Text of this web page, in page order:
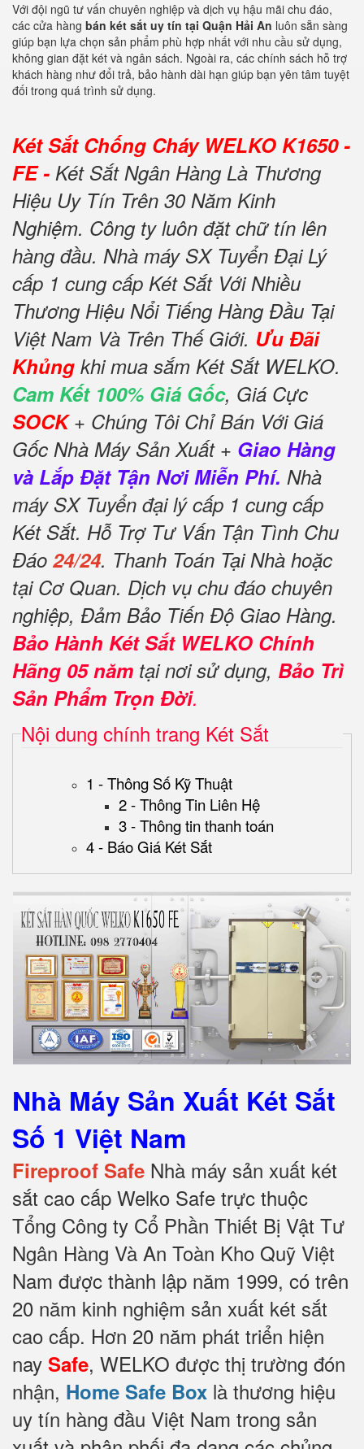
Với đội ngũ tư vấn chuyên nghiệp và dịch vụ hậu mãi chu đáo,
các cửa hàng bán két sắt uy tín tại Quận Hải An luôn sẵn sàng
giúp bạn lựa chọn sản phẩm phù hợp nhất với nhu cầu sử dụng,
không gian đặt két và ngân sách. Ngoài ra, các chính sách hỗ trợ
khách hàng như đổi trả, bảo hành dài hạn giúp bạn yên tâm tuyệt
đối trong quá trình sử dụng.
Két Sắt Chống Cháy WELKO K1650 -
FE - Két Sắt Ngân Hàng Là Thương
Hiệu Uy Tín Trên 30 Năm Kinh
Nghiệm. Công ty luôn đặt chữ tín lên
hàng đầu. Nhà máy SX Tuyển Đại Lý
cấp 1 cung cấp Két Sắt Với Nhiều
Thương Hiệu Nổi Tiếng Hàng Đầu Tại
Việt Nam Và Trên Thế Giới. Ưu Đãi
Khủng khi mua sắm Két Sắt WELKO.
Cam Kết 100% Giá Gốc, Giá Cực
SOCK+ Chúng Tôi Chỉ Bán Với Giá
Gốc Nhà Máy Sản Xuất + Giao Hàng
và Lắp Đặt Tận Nơi Miễn Phí. Nhà
máy SX Tuyển đại lý cấp 1 cung cấp
Két Sắt. Hỗ Trợ Tư Vấn Tận Tình Chu
Đáo 24/24. Thanh Toán Tại Nhà hoặc
tại Cơ Quan. Dịch vụ chu đáo chuyên
nghiệp, Đảm Bảo Tiến Độ Giao Hàng.
Bảo Hành Két Sắt WELKO Chính
Hãng 05 năm tại nơi sử dụng, Bảo Trì
Sản Phẩm Trọn Đời.
Nội dung chính trang Két Sắt
1 - Thông Số Kỹ Thuật
2 - Thông Tin Liên Hệ
3 - Thông tin thanh toán
4 - Báo Giá Két Sắt
Nhà Máy Sản Xuất Két Sắt
Số 1 Việt Nam
Fireproof Safe Nhà máy sản xuất két
sắt cao cấp Welko Safe trực thuộc
Tổng Công ty Cổ Phần Thiết Bị Vật Tư
Ngân Hàng Và An Toàn Kho Quỹ Việt
Nam được thành lập năm 1999, có trên
20 năm kinh nghiệm sản xuất két sắt
cao cấp. Hơn 20 năm phát triển hiện
nay Safe, WELKO được thị trường đón
nhận, Home Safe Box là thương hiệu
uy tín hàng đầu Việt Nam trong sản